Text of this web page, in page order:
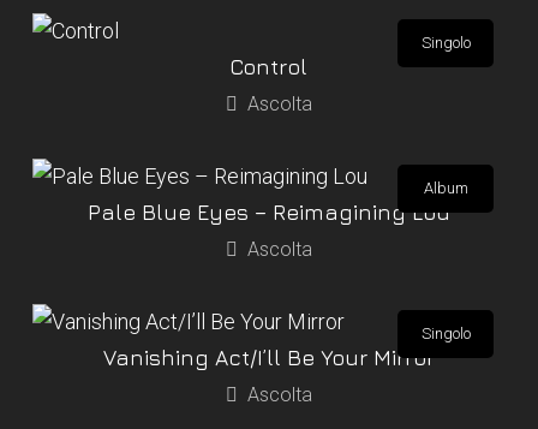
Singolo
Control
Ascolta
Album
Pale Blue Eyes – Reimagining Lou
Ascolta
Singolo
Vanishing Act/I’ll Be Your Mirror
Ascolta